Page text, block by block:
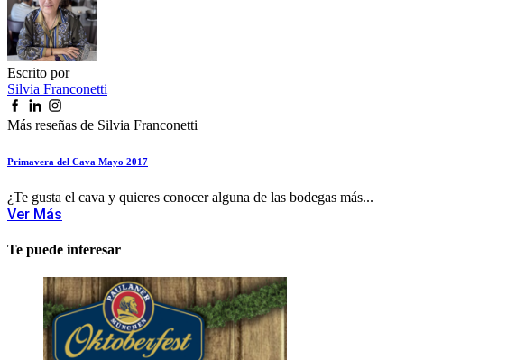
Escrito por
Silvia Franconetti
Más reseñas de Silvia Franconetti
Primavera del Cava Mayo 2017
¿Te gusta el cava y quieres conocer alguna de las bodegas más...
Ver Más
Te puede interesar